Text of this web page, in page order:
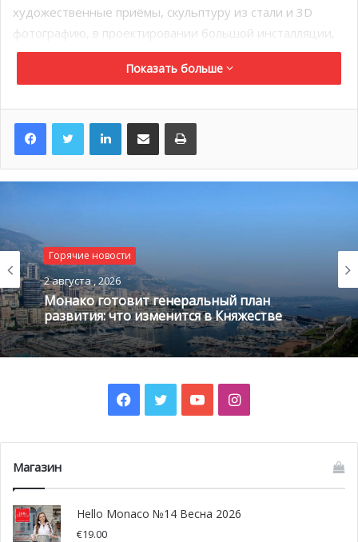
художественные приёмы, скульптуру из стали и 3D
фотографию, в проектировании большой инсталляции,
посвященной экологии.
бутылки, которые плавают на поверхности воды и
кажутся выброшенным мусором. Одна из бутылок была
смоделирована Хелидоном Ксиксой из нержавеющей
экологическая инсталляция, специально разработана с
возможностью перемещения.
Показать больше
LinkedInПоделиться по электронной почте Распечатать
Горячие новости
2 августа , 2026
Монако готовит генеральный план
развития: что изменится в Княжестве
Facebook
TwitterYouTubeInstagram
Магазин
Hello Monaco №14 Весна 2026
€19.00